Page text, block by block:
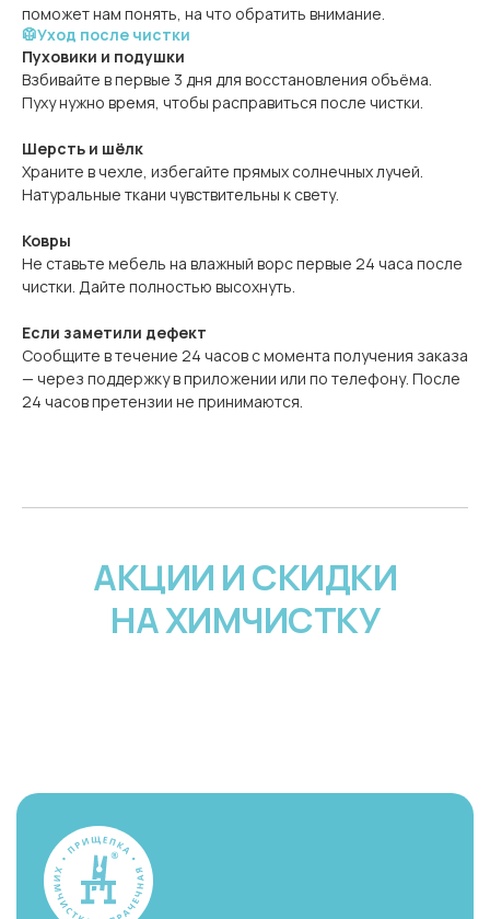
поможет нам понять, на что обратить внимание.
🥼Уход после чистки
Пуховики и подушки
Взбивайте в первые 3 дня для восстановления объёма.
Пуху нужно время, чтобы расправиться после чистки.
Шерсть и шёлк
Храните в чехле, избегайте прямых солнечных лучей.
Натуральные ткани чувствительны к свету.
Ковры
Не ставьте мебель на влажный ворс первые 24 часа после
чистки. Дайте полностью высохнуть.
Если заметили дефект
Сообщите в течение 24 часов с момента получения заказа
— через поддержку в приложении или по телефону. После
24 часов претензии не принимаются.
АКЦИИ И СКИДКИ
НА ХИМЧИСТКУ